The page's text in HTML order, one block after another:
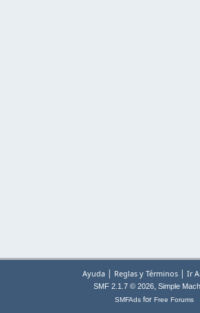
Ayuda | Reglas y Términos | Ir
SMF 2.1.7 © 2026, Simple
SMFAdsfor Free Forums